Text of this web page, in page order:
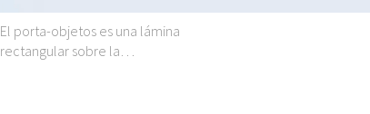
El porta-objetos es una lámina
rectangular sobre la…